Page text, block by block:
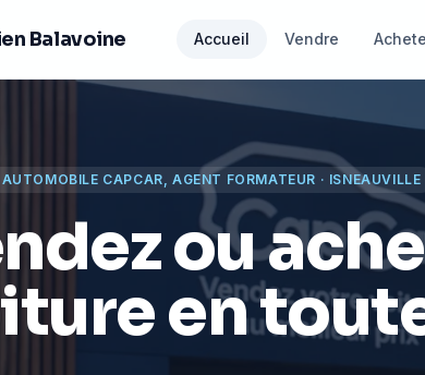
Balavoine Accueil Vendre
CAPCAR, AGENT FORMATEUR · ISNEAUVILLE
ou
en